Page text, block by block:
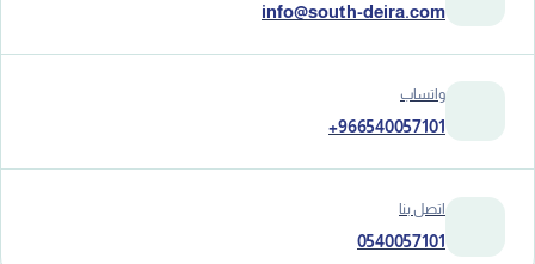
info@south-deira.com
واتساب
+966540057101
اتصل بنا
0540057101